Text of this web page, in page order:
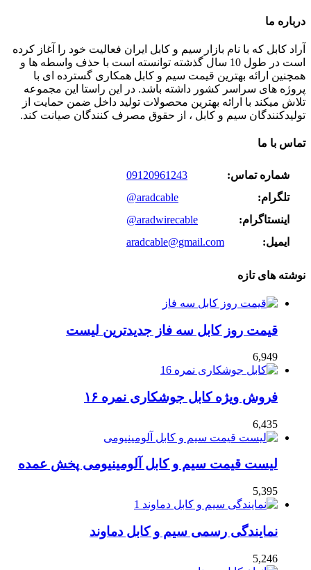
درباره ما
آراد کابل که با نام بازار سیم و کابل ایران فعالیت خود را آغاز کرده
است در طول 10 سال گذشته توانسته است با حذف واسطه ها و
همچنین ارائه بهترین قیمت سیم و کابل همکاری گسترده ای با
پروژه های سراسر کشور داشته باشد. در این راستا این مجموعه
تلاش میکند با ارائه بهترین محصولات تولید داخل ضمن حمایت از
تولیدکنندگان سیم و کابل ، از حقوق مصرف کنندگان صیانت کند.
تماس با ما
شماره تماس:
09120961243
تلگرام:
@aradcable
اینستاگرام:
@aradwirecable
ایمیل:
aradcable@gmail.com
نوشته های تازه
قیمت روز کابل سه فاز جدیدترین لیست
6,949
فروش ویژه کابل جوشکاری نمره ۱۶
6,435
لیست قیمت سیم و کابل آلومینیومی پخش عمده
5,395
نمایندگی رسمی سیم و کابل دماوند
5,246